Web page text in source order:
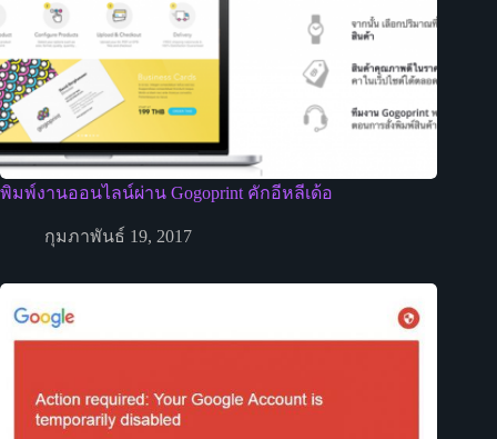
พิมพ์งานออนไลน์ผ่าน Gogoprint คักอีหลีเด้อ
กุมภาพันธ์ 19, 2017